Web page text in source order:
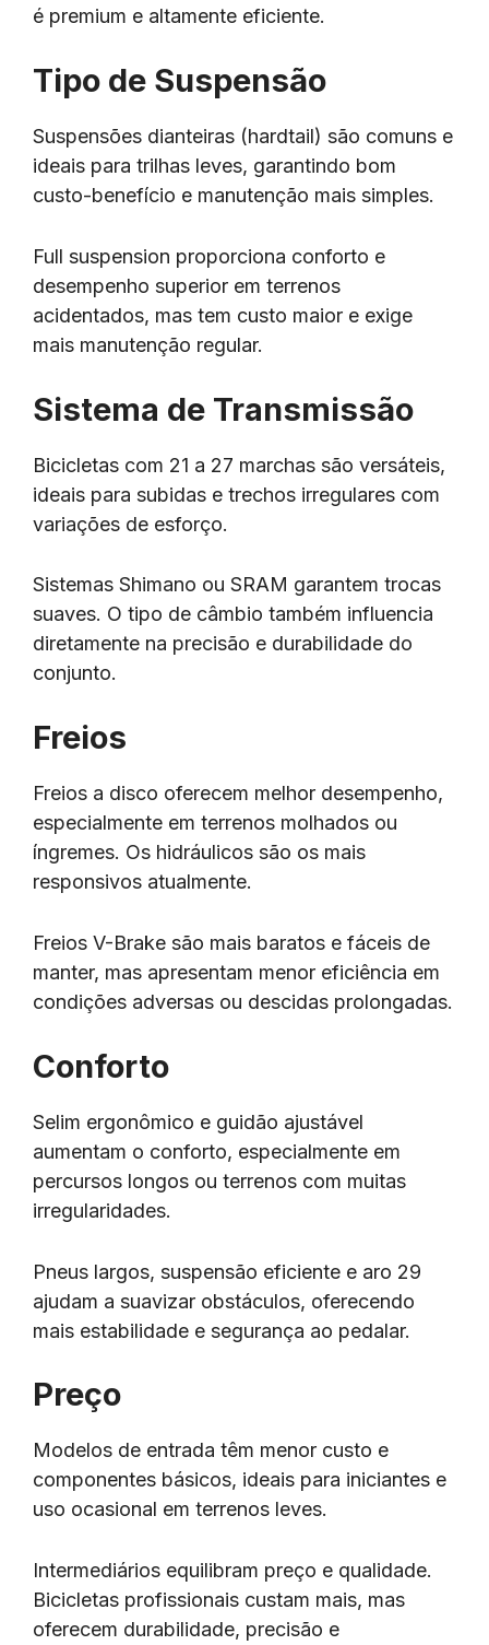
é premium e altamente eficiente.
Tipo de Suspensão
Suspensões dianteiras (hardtail) são comuns e
ideais para trilhas leves, garantindo bom
custo-benefício e manutenção mais simples.
Full suspension proporciona conforto e
desempenho superior em terrenos
acidentados, mas tem custo maior e exige
mais manutenção regular.
Sistema de Transmissão
Bicicletas com 21 a 27 marchas são versáteis,
ideais para subidas e trechos irregulares com
variações de esforço.
Sistemas Shimano ou SRAM garantem trocas
suaves. O tipo de câmbio também influencia
diretamente na precisão e durabilidade do
conjunto.
Freios
Freios a disco oferecem melhor desempenho,
especialmente em terrenos molhados ou
íngremes. Os hidráulicos são os mais
responsivos atualmente.
Freios V-Brake são mais baratos e fáceis de
manter, mas apresentam menor eficiência em
condições adversas ou descidas prolongadas.
Conforto
Selim ergonômico e guidão ajustável
aumentam o conforto, especialmente em
percursos longos ou terrenos com muitas
irregularidades.
Pneus largos, suspensão eficiente e aro 29
ajudam a suavizar obstáculos, oferecendo
mais estabilidade e segurança ao pedalar.
Preço
Modelos de entrada têm menor custo e
componentes básicos, ideais para iniciantes e
uso ocasional em terrenos leves.
Intermediários equilibram preço e qualidade.
Bicicletas profissionais custam mais, mas
oferecem durabilidade, precisão e